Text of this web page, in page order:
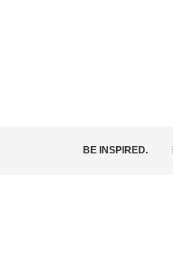
BE INSPIRED.